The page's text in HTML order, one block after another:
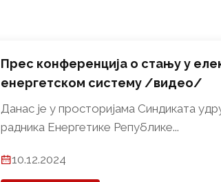
Прес конференција о стању у
енергетском систему /видео/
Данас је у просторијама Синдиката
радника Енергетике Републике...
10.12.2024